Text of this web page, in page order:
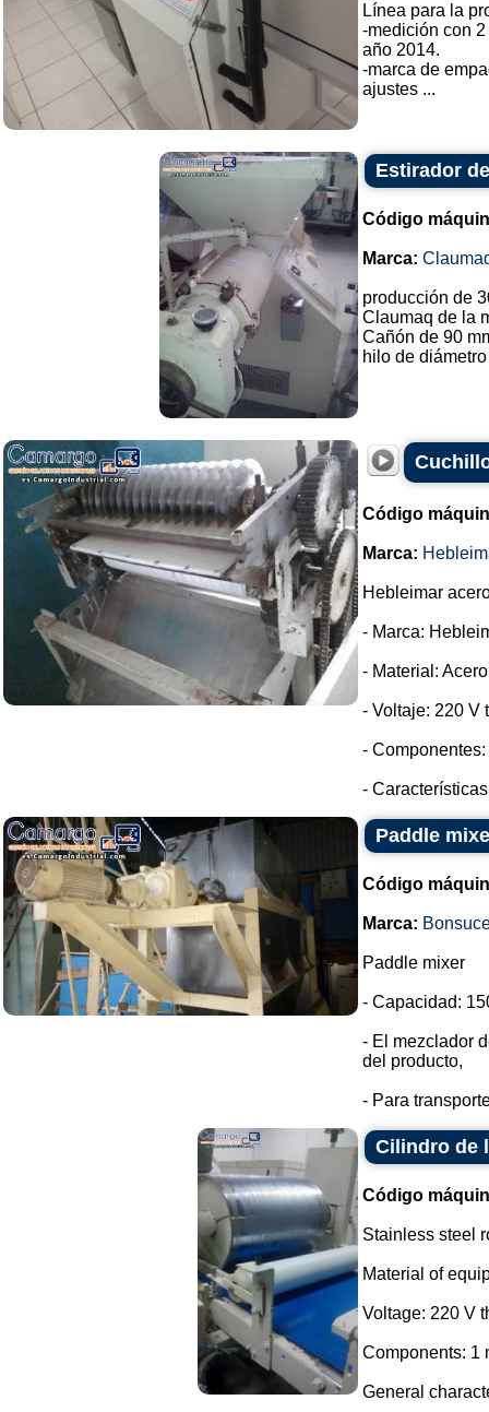
Línea para la
-medición con
año 2014.
-marca de
ajustes ...
Estirador
Código
Marca:
producción de
Claumaq de la
Cañón de 90
hilo de
Código
Marca:
Hebleimar
- Marca:
- Material:
- Voltaje: 220 V
-
-
Paddle
Código
Marca:
Paddle mixer
- Capacidad:
- El mezclador
del producto,
- Para
Cilindro de
Código
Stainless steel
Material of
Voltage: 220 V
Components: 1
General